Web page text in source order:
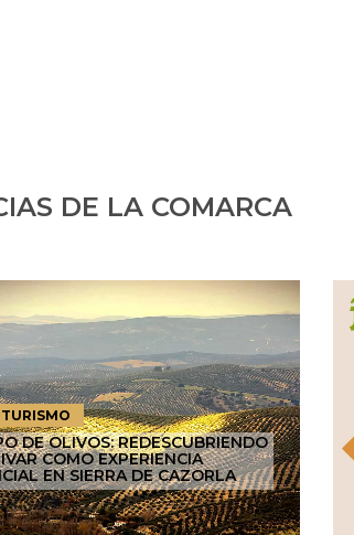
DE LA COMARCA
DE OLIVOS: REDESCUBRIENDO
COMO EXPERIENCIA
EN SIERRA DE CAZORLA